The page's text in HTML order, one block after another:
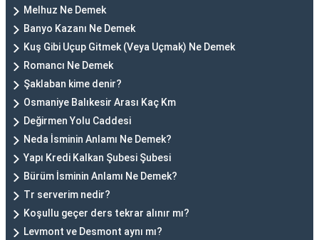
Melhuz Ne Demek
Banyo Kazanı Ne Demek
Kuş Gibi Uçup Gitmek (Veya Uçmak) Ne Demek
Romancı Ne Demek
Şaklaban kime denir?
Osmaniye Balıkesir Arası Kaç Km
Değirmen Yolu Caddesi
Neda İsminin Anlamı Ne Demek?
Yapı Kredi Kalkan Şubesi Şubesi
Bürüm İsminin Anlamı Ne Demek?
Tr serverim nedir?
Koşullu geçer ders tekrar alınır mı?
Levmont ve Desmont aynı mı?